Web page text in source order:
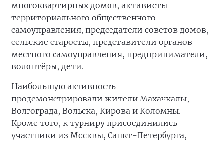
многоквартирных домов, активисты
территориального общественного
самоуправления, председатели советов домов,
сельские старосты, представители органов
местного самоуправления, предприниматели,
волонтёры, дети.
Наибольшую активность
продемонстрировали жители Махачкалы,
Волгограда, Вольска, Кирова и Коломны.
Кроме того, к турниру присоединились
участники из Москвы, Санкт-Петербурга,